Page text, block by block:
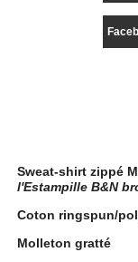
Sweat-shirt zippé
l'Estampille B&N
Coton ringspun/
Molleton gratté